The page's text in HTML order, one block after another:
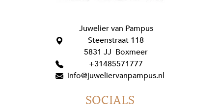
Juwelier van Pampus
Steenstraat 118
5831 JJ Boxmeer
+31485571777
info@juweliervanpampus.nl
SOCIALS